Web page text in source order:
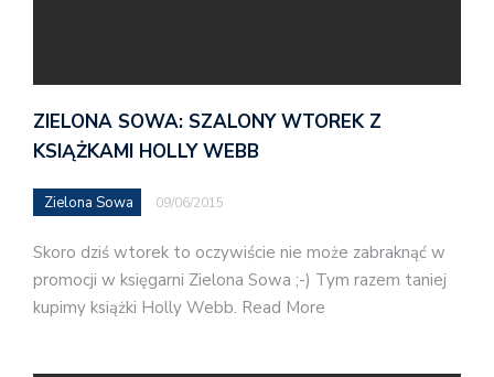
ZIELONA SOWA: SZALONY WTOREK Z
KSIĄŻKAMI HOLLY WEBB
Zielona Sowa 09/06/2015
Skoro dziś wtorek to oczywiście nie może zabraknąć w
promocji w księgarni Zielona Sowa ;-) Tym razem taniej
kupimy książki Holly Webb. Read More